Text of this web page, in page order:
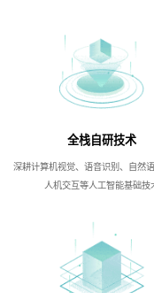
全栈自研技术
深耕计算机视觉、语音识别、自然语
人机交互等人工智能基础技